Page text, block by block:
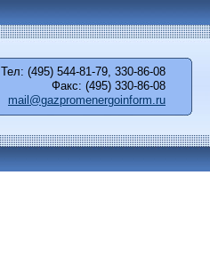
Тел: (495) 544-81-79, 330-86-08
Факс: (495) 330-86-08
mail@gazpromenergoinform.ru